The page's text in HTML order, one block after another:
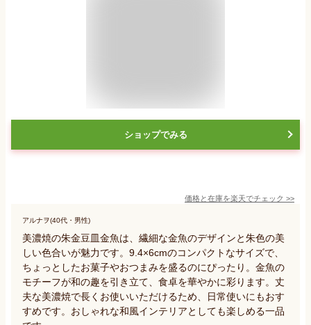
ショップでみる
価格と在庫を楽天でチェック >>
アルナヲ(40代・男性)
美濃焼の朱金豆皿金魚は、繊細な金魚のデザインと朱色の美
しい色合いが魅力です。9.4×6cmのコンパクトなサイズで、
ちょっとしたお菓子やおつまみを盛るのにぴったり。金魚の
モチーフが和の趣を引き立て、食卓を華やかに彩ります。丈
夫な美濃焼で長くお使いいただけるため、日常使いにもおす
すめです。おしゃれな和風インテリアとしても楽しめる一品